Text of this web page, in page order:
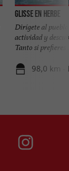
Glisse en Herbe
Dirígete al
actividad y
Tanto si prefieres
98,0 km -